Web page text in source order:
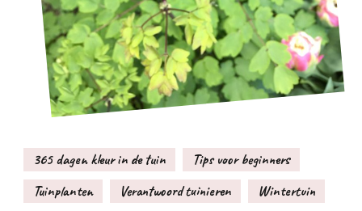
365 dagen kleur in de tuin
Tips voor beginners
Tuinplanten
Verantwoord tuinieren Wintertuin